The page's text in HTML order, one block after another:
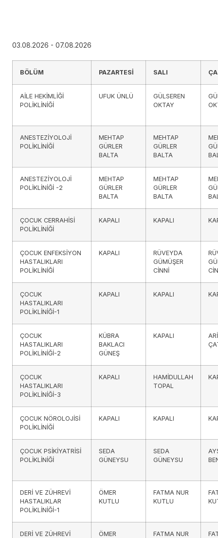
03.08.2026 - 07.08.2026
BÖLÜM PAZARTESİ SALI
AİLE HEKİMLİĞİ
POLİKLİNİĞİ
UFUK ÜNLÜ
GÜLSEREN
OKTAY
ANESTEZİYOLOJİ
POLİKLİNİĞİ
MEHTAP
GÜRLER
BALTA
MEHTAP
GÜRLER
BALTA
ANESTEZİYOLOJİ
POLİKLİNİĞİ -2
MEHTAP
GÜRLER
BALTA
MEHTAP
GÜRLER
BALTA
ÇOCUK CERRAHİSİ
POLİKLİNİĞİ
KAPALI KAPALI
ÇOCUK ENFEKSİYON
HASTALIKLARI
POLİKLİNİĞİ
KAPALI
RÜVEYDA
GÜMÜŞER
CİNNİ
ÇOCUK
HASTALIKLARI
POLİKLİNİĞİ-1
KAPALI KAPALI
ÇOCUK
HASTALIKLARI
POLİKLİNİĞİ-2
KÜBRA
BAKLACI
GÜNEŞ
KAPALI
ÇOCUK
HASTALIKLARI
POLİKLİNİĞİ-3
KAPALI
HAMİDULLAH
TOPAL
ÇOCUK NÖROLOJİSİ
POLİKLİNİĞİ
KAPALI KAPALI
ÇOCUK PSİKİYATRİSİ
POLİKLİNİĞİ
SEDA
GÜNEYSU
SEDA
GÜNEYSU
DERİ VE ZÜHREVİ
HASTALIKLAR
POLİKLİNİĞİ-1
ÖMER
KUTLU
FATMA NUR
KUTLU
DERİ VE ZÜHREVİ
ÖMER
FATMA NUR